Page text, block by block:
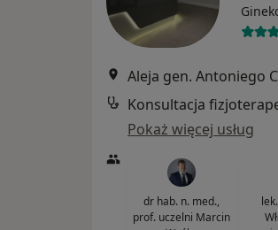
Konsultacja
Pokaż więcej usług
dr hab. n. med.,
prof. uczelni Marcin